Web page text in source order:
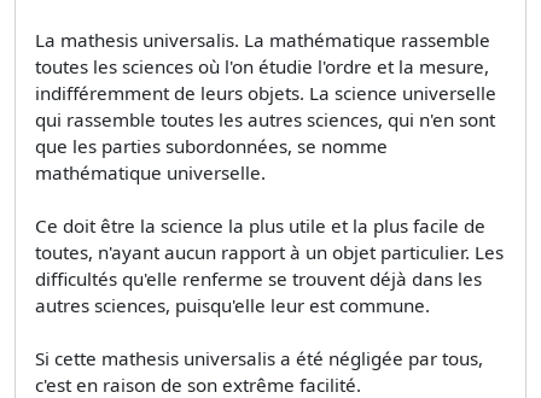
La mathesis universalis. La mathématique rassemble
toutes les sciences où l'on étudie l'ordre et la mesure,
indifféremment de leurs objets. La science universelle
qui rassemble toutes les autres sciences, qui n'en sont
que les parties subordonnées, se nomme
mathématique universelle.
Ce doit être la science la plus utile et la plus facile de
toutes, n'ayant aucun rapport à un objet particulier. Les
difficultés qu'elle renferme se trouvent déjà dans les
autres sciences, puisqu'elle leur est commune.
Si cette mathesis universalis a été négligée par tous,
c'est en raison de son extrême facilité.